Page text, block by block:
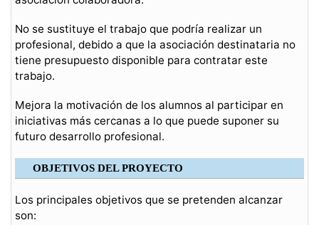
No se sustituye el trabajo que podría realizar un
profesional, debido a que la asociación destinataria no
tiene presupuesto disponible para contratar este
trabajo.
Mejora la motivación de los alumnos al participar en
iniciativas más cercanas a lo que puede suponer su
futuro desarrollo profesional.
OBJETIVOS DEL PROYECTO
Los principales objetivos que se pretenden alcanzar
son: